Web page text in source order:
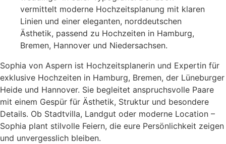
Sophia von Aspern ist Hochzeitsplanerin und Expertin für
exklusive Hochzeiten in Hamburg, Bremen, der Lüneburger
Heide und Hannover. Sie begleitet anspruchsvolle Paare
mit einem Gespür für Ästhetik, Struktur und besondere
Details. Ob Stadtvilla, Landgut oder moderne Location –
Sophia plant stilvolle Feiern, die eure Persönlichkeit zeigen
und unvergesslich bleiben.